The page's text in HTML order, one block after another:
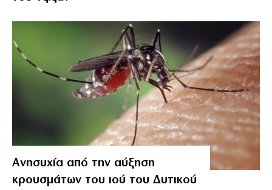
Ανησυχία από την αύξηση
κρουσμάτων του ιού του Δυτικού